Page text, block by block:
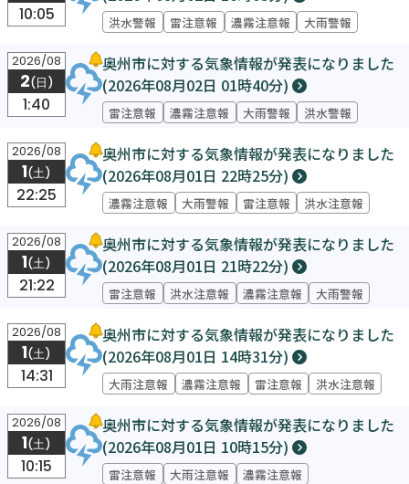
10:05 洪水警報 雷注意報 濃霧注意報 大雨警報
2026/08
2(日)
1:40
奥州市に対する気象情報が発表になりました
(2026年08月02日 01時40分)
雷注意報 濃霧注意報 大雨警報 洪水警報
2026/08
1(土)
22:25
奥州市に対する気象情報が発表になりました
(2026年08月01日 22時25分)
濃霧注意報 大雨警報 雷注意報 洪水注意報
2026/08
1(土)
21:22
奥州市に対する気象情報が発表になりました
(2026年08月01日 21時22分)
雷注意報 洪水注意報 濃霧注意報 大雨警報
2026/08
1(土)
14:31
奥州市に対する気象情報が発表になりました
(2026年08月01日 14時31分)
大雨注意報 濃霧注意報 雷注意報 洪水注意報
2026/08
1(土)
10:15
奥州市に対する気象情報が発表になりました
(2026年08月01日 10時15分)
雷注意報 大雨注意報 濃霧注意報